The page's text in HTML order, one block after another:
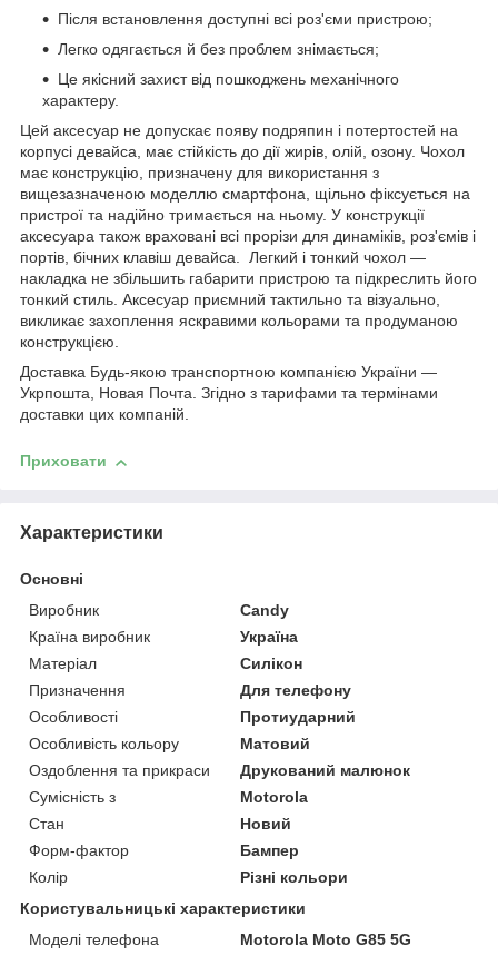
Після встановлення доступні всі роз'єми пристрою;
Легко одягається й без проблем знімається;
Це якісний захист від пошкоджень механічного
характеру.
Цей аксесуар не допускає появу подряпин і потертостей на
корпусі девайса, має стійкість до дії жирів, олій, озону. Чохол
має конструкцію, призначену для використання з
вищезазначеною моделлю смартфона, щільно фіксується на
пристрої та надійно тримається на ньому. У конструкції
аксесуара також враховані всі прорізи для динаміків, роз'ємів і
портів, бічних клавіш девайса. Легкий і тонкий чохол —
накладка не збільшить габарити пристрою та підкреслить його
тонкий стиль. Аксесуар приємний тактильно та візуально,
викликає захоплення яскравими кольорами та продуманою
конструкцією.
Доставка Будь-якою транспортною компанією України —
Укрпошта, Новая Почта. Згідно з тарифами та термінами
доставки цих компаній.
Приховати
Характеристики
Основні
Виробник
Candy
Країна виробник
Україна
Матеріал
Силікон
Призначення
Для телефону
Особливості
Протиударний
Особливість кольору
Матовий
Оздоблення та прикраси
Друкований малюнок
Сумісність з
Motorola
Стан
Новий
Форм-фактор
Бампер
Колір
Різні кольори
Користувальницькі характеристики
Моделі телефона
Motorola Moto G85 5G